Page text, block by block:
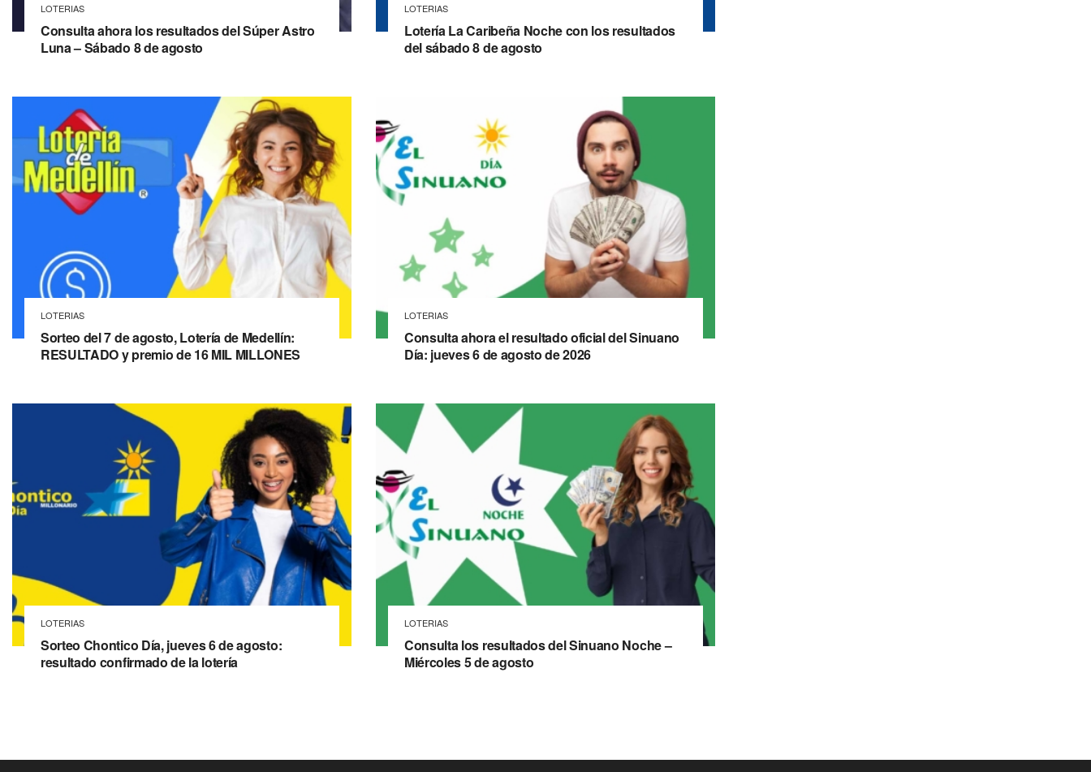
LOTERIAS
Consulta ahora los resultados del Súper Astro
Luna – Sábado 8 de agosto
LOTERIAS
Lotería La Caribeña Noche con los resultados
del sábado 8 de agosto
LOTERIAS
Sorteo del 7 de agosto, Lotería de Medellín:
RESULTADO y premio de 16 MIL MILLONES
LOTERIAS
Consulta ahora el resultado oficial del Sinuano
Día: jueves 6 de agosto de 2026
LOTERIAS
Sorteo Chontico Día, jueves 6 de agosto:
resultado confirmado de la lotería
LOTERIAS
Consulta los resultados del Sinuano Noche –
Miércoles 5 de agosto